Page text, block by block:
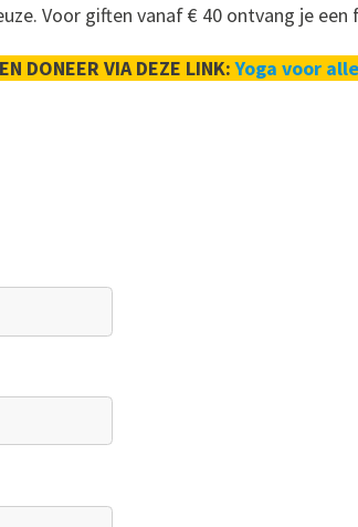
Voor giften vanaf € 40 ontvang je
DONEER VIA DEZE LINK:Yoga voor